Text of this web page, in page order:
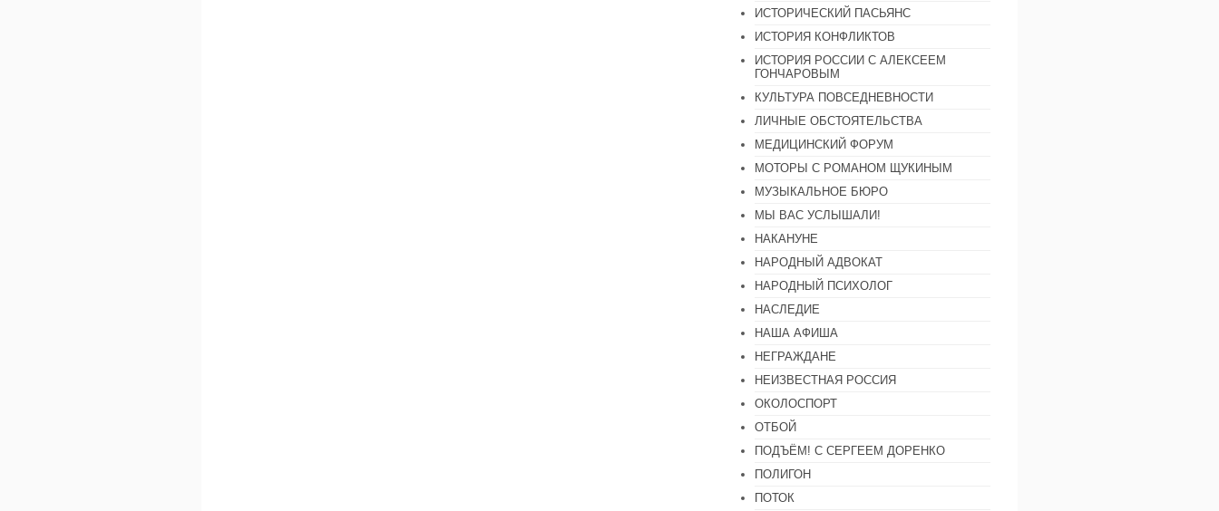
ИСТОРИЧЕСКИЙ ПАСЬЯНС
ИСТОРИЯ КОНФЛИКТОВ
ИСТОРИЯ РОССИИ С АЛЕКСЕЕМ
ГОНЧАРОВЫМ
КУЛЬТУРА ПОВСЕДНЕВНОСТИ
ЛИЧНЫЕ ОБСТОЯТЕЛЬСТВА
МЕДИЦИНСКИЙ ФОРУМ
МОТОРЫ С РОМАНОМ ЩУКИНЫМ
МУЗЫКАЛЬНОЕ БЮРО
МЫ ВАС УСЛЫШАЛИ!
НАКАНУНЕ
НАРОДНЫЙ АДВОКАТ
НАРОДНЫЙ ПСИХОЛОГ
НАСЛЕДИЕ
НАША АФИША
НЕГРАЖДАНЕ
НЕИЗВЕСТНАЯ РОССИЯ
ОКОЛОСПОРТ
ОТБОЙ
ПОДЪЁМ! С СЕРГЕЕМ ДОРЕНКО
ПОЛИГОН
ПОТОК